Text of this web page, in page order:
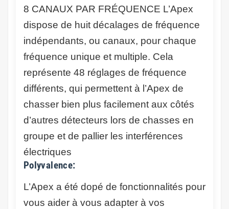
8 CANAUX PAR FRÉQUENCE L’Apex
dispose de huit décalages de fréquence
indépendants, ou canaux, pour chaque
fréquence unique et multiple. Cela
représente 48 réglages de fréquence
différents, qui permettent à l’Apex de
chasser bien plus facilement aux côtés
d’autres détecteurs lors de chasses en
groupe et de pallier les interférences
électriques
Polyvalence:
L’Apex a été dopé de fonctionnalités pour
vous aider à vous adapter à vos